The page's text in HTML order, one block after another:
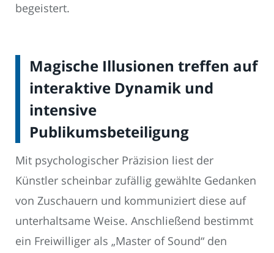
begeistert.
Magische Illusionen treffen auf
interaktive Dynamik und
intensive
Publikumsbeteiligung
Mit psychologischer Präzision liest der
Künstler scheinbar zufällig gewählte Gedanken
von Zuschauern und kommuniziert diese auf
unterhaltsame Weise. Anschließend bestimmt
ein Freiwilliger als „Master of Sound“ den